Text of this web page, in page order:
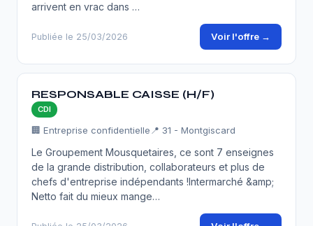
arrivent en vrac dans …
Publiée le 25/03/2026 Voir l'offre →
RESPONSABLE CAISSE (H/F)
CDI
🏢 Entreprise confidentielle 📍 31 - Montgiscard
Le Groupement Mousquetaires, ce sont 7 enseignes
de la grande distribution, collaborateurs et plus de
chefs d'entreprise indépendants !Intermarché &amp;
Netto fait du mieux mange…